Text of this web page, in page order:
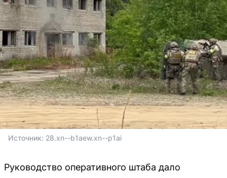
Источник: 28.xn--b1aew.xn--p1ai
Руководство оперативного штаба дало